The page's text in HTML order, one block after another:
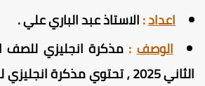
اعداد:الاستاذ عبد الباري علي .
الوصف:مذكرة انجليزي للصف
الثاني 2025 ، تحتوي مذكرة